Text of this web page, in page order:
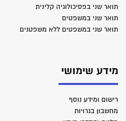
תואר שני בפסיכולוגיה קלינית
תואר שני במשפטים
תואר שני במשפטים ללא משפטנים
מידע שימושי
רישום ומידע נוסף
מחשבון בגרויות